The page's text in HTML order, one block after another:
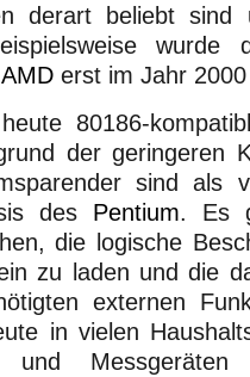
derart beliebt
AMD erst im Jahr
80186-
der geringeren
sind als
des Pentium. Es
die logische
zu laden und die
externen
in vielen
Messgeräten